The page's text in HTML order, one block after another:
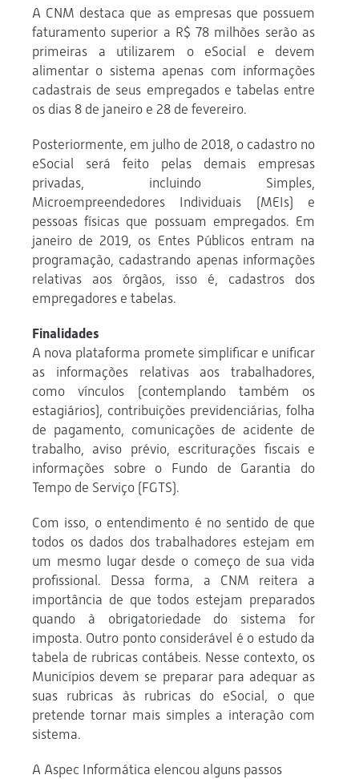
A CNM destaca que as empresas que possuem
faturamento superior a R$ 78 milhões serão as
primeiras a utilizarem o eSocial e devem
alimentar o sistema apenas com informações
cadastrais de seus empregados e tabelas entre
os dias 8 de janeiro e 28 de fevereiro.
Posteriormente, em julho de 2018, o cadastro no
eSocial será feito pelas demais empresas
privadas, incluindo Simples,
Microempreendedores Individuais (MEIs) e
pessoas físicas que possuam empregados. Em
janeiro de 2019, os Entes Públicos entram na
programação, cadastrando apenas informações
relativas aos órgãos, isso é, cadastros dos
empregadores e tabelas.
Finalidades
A nova plataforma promete simplificar e unificar
as informações relativas aos trabalhadores,
como vínculos (contemplando também os
estagiários), contribuições previdenciárias, folha
de pagamento, comunicações de acidente de
trabalho, aviso prévio, escriturações fiscais e
informações sobre o Fundo de Garantia do
Tempo de Serviço (FGTS).
Com isso, o entendimento é no sentido de que
todos os dados dos trabalhadores estejam em
um mesmo lugar desde o começo de sua vida
profissional. Dessa forma, a CNM reitera a
importância de que todos estejam preparados
quando à obrigatoriedade do sistema for
imposta. Outro ponto considerável é o estudo da
tabela de rubricas contábeis. Nesse contexto, os
Municípios devem se preparar para adequar as
suas rubricas às rubricas do eSocial, o que
pretende tornar mais simples a interação com
sistema.
A Aspec Informática elencou alguns passos